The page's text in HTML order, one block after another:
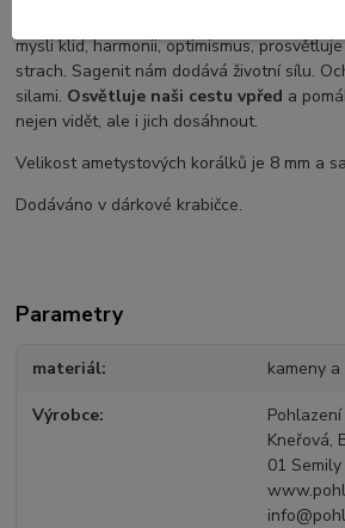
mysli klid, harmonii, optimismus,
strach. Sagenit nám dodává životní sílu.
silami. Osvětluje naši cestu vpřed a
nejen vidět, ale i jich dosáhnout.
Velikost ametystových korálků je 8 mm a
Dodáváno v dárkové krabičce.
Parametry
materiál kameny
Výrobce
Kneřová,
01 Semily